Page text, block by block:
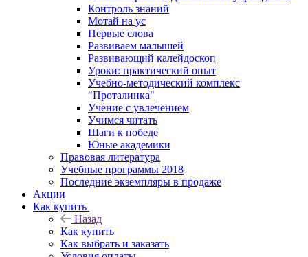
Контроль знаний
Мотай на ус
Первые слова
Развиваем малышей
Развивающий калейдоскоп
Уроки: практический опыт
Учебно-методический комплекс
"Проталинка"
Учение с увлечением
Учимся читать
Шаги к победе
Юные академики
Правовая литература
Учебные программы 2018
Последние экземпляры в продаже
Акции
Как купить
Назад
Как купить
Как выбрать и заказать